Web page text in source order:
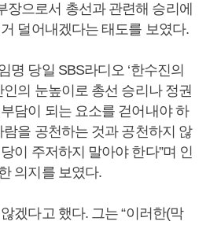
장으로서 총선과 관련해 승리에
덜어내겠다는 태도를 보였다.
명 당일 SBS라디오 ‘한수진의
인의 눈높이로 총선 승리나 정권
담이 되는 요소를 걷어내야 하
을 공천하는 것과 공천하지 않
이 주저하지 말아야 한다”며 인
의지를 보였다.
겠다고 했다. 그는 “이러한(막